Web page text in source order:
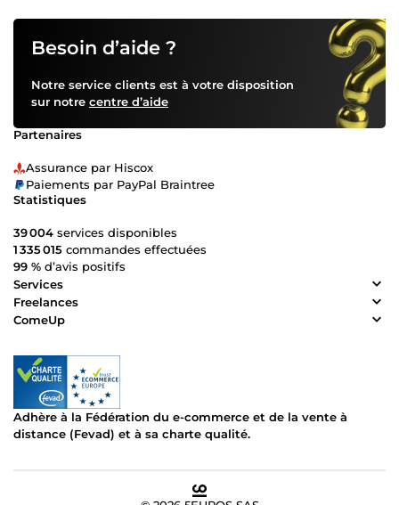
Besoin d’aide ?
Notre service clients est à votre disposition
sur notre centre d’aide
Partenaires
Assurance par Hiscox
Paiements par PayPal Braintree
Statistiques
39 004 services disponibles
1 335 015 commandes effectuées
99 % d’avis positifs
Services
Freelances
ComeUp
Adhère à la Fédération du e-commerce et de la vente à
distance (Fevad) et à sa charte qualité.